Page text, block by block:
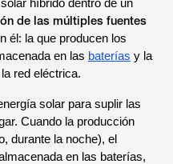
híbrido dentro de un
de las múltiples fuentes
él: la que producen los
en las baterías y la
red eléctrica.
solar para suplir las
Cuando la producción
durante la noche), el
en las baterías,